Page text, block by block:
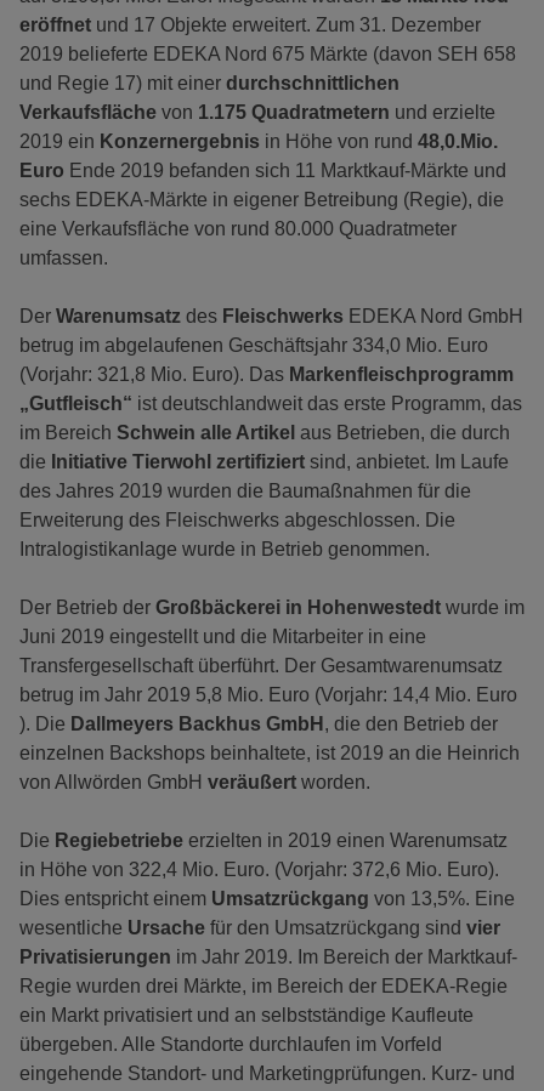
eröffnet und 17 Objekte erweitert. Zum 31. Dezember
2019 belieferte EDEKA Nord 675 Märkte (davon SEH 658
und Regie 17) mit einer durchschnittlichen
Verkaufsfläche von 1.175 Quadratmetern und erzielte
2019 ein Konzernergebnis in Höhe von rund 48,0.Mio.
Euro Ende 2019 befanden sich 11 Marktkauf-Märkte und
sechs EDEKA-Märkte in eigener Betreibung (Regie), die
eine Verkaufsfläche von rund 80.000 Quadratmeter
umfassen.
Der Warenumsatz des Fleischwerks EDEKA Nord GmbH
betrug im abgelaufenen Geschäftsjahr 334,0 Mio. Euro
(Vorjahr: 321,8 Mio. Euro). Das Markenfleischprogramm
„Gutfleisch“ ist deutschlandweit das erste Programm, das
im Bereich Schwein alle Artikel aus Betrieben, die durch
die Initiative Tierwohl zertifiziert sind, anbietet. Im Laufe
des Jahres 2019 wurden die Baumaßnahmen für die
Erweiterung des Fleischwerks abgeschlossen. Die
Intralogistikanlage wurde in Betrieb genommen.
Der Betrieb der Großbäckerei in Hohenwestedt wurde im
Juni 2019 eingestellt und die Mitarbeiter in eine
Transfergesellschaft überführt. Der Gesamtwarenumsatz
betrug im Jahr 2019 5,8 Mio. Euro (Vorjahr: 14,4 Mio. Euro
). Die Dallmeyers Backhus GmbH , die den Betrieb der
einzelnen Backshops beinhaltete, ist 2019 an die Heinrich
von Allwörden GmbH veräußert worden.
Die Regiebetriebe erzielten in 2019 einen Warenumsatz
in Höhe von 322,4 Mio. Euro. (Vorjahr: 372,6 Mio. Euro).
Dies entspricht einem Umsatzrückgang von 13,5%. Eine
wesentliche Ursache für den Umsatzrückgang sind vier
Privatisierungen im Jahr 2019. Im Bereich der Marktkauf-
Regie wurden drei Märkte, im Bereich der EDEKA-Regie
ein Markt privatisiert und an selbstständige Kaufleute
übergeben. Alle Standorte durchlaufen im Vorfeld
eingehende Standort- und Marketingprüfungen. Kurz- und